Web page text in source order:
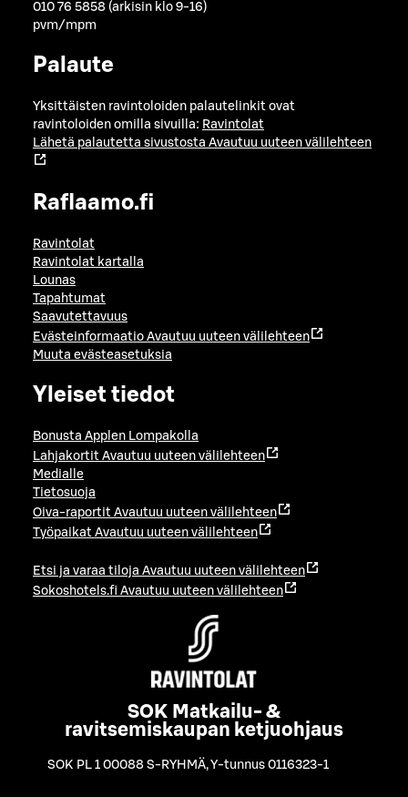
010 76 5858 (arkisin klo 9-16)
pvm/mpm
Palaute
Yksittäisten ravintoloiden palautelinkit ovat
ravintoloiden omilla sivuilla: Ravintolat
Lähetä palautetta sivustosta Avautuu uuteen välilehteen
Raflaamo.fi
Ravintolat
Ravintolat kartalla
Lounas
Tapahtumat
Saavutettavuus
Evästeinformaatio Avautuu uuteen välilehteen
Muuta evästeasetuksia
Yleiset tiedot
Bonusta Applen Lompakolla
Lahjakortit Avautuu uuteen välilehteen
Medialle
Tietosuoja
Oiva-raportit Avautuu uuteen välilehteen
Työpaikat Avautuu uuteen välilehteen
Etsi ja varaa tiloja Avautuu uuteen välilehteen
Sokoshotels.fi Avautuu uuteen välilehteen
SOK Matkailu- &
ravitsemiskaupan ketjuohjaus
SOK PL 1 00088 S-RYHMÄ,Y-tunnus 0116323-1